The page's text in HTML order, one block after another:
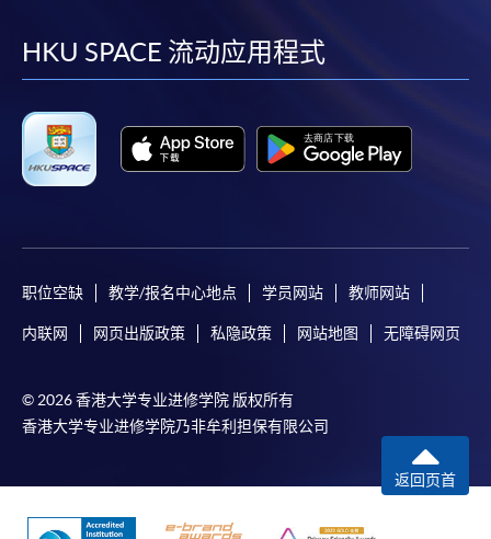
facebook
youtube
linkedin
HKU SPACE 流动应用程式
职位空缺 教学/报名中心地点 学员网站 教师网站
内联网 网页出版政策 私隐政策 网站地图 无障碍网页
© 2026 香港大学专业进修学院 版权所有
香港大学专业进修学院乃非牟利担保有限公司
返回页首